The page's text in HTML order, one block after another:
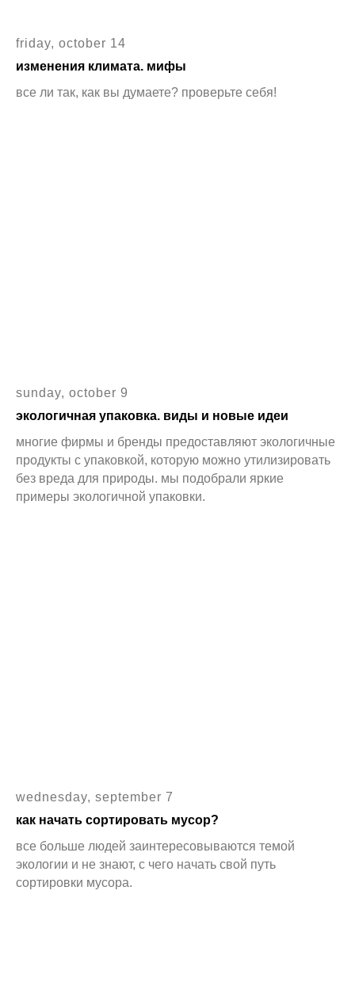
friday, october 14
изменения климата. мифы
все ли так, как вы думаете? проверьте себя!
sunday, october 9
экологичная упаковка. виды и новые идеи
многие фирмы и бренды предоставляют экологичные
продукты с упаковкой, которую можно утилизировать
без вреда для природы. мы подобрали яркие
примеры экологичной упаковки.
wednesday, september 7
как начать сортировать мусор?
все больше людей заинтересовываются темой
экологии и не знают, с чего начать свой путь
сортировки мусора.